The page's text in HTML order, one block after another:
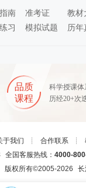
南 准考证 教材
习 模拟试题 历年
品质
课程
科学授课体
历经20+次
于我们 ┊ 合作联系 ┊
全国客服热线： 4000-
版权所有©2005-2026